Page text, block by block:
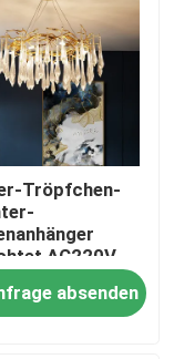
Tröpfchen-
AC220V
absenden